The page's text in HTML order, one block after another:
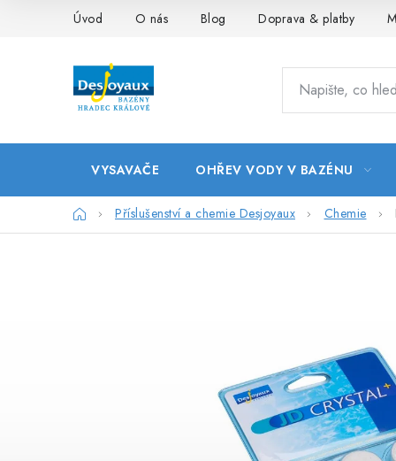
Úvod O nás Blog Doprava & platby
VYSAVAČE OHŘEV VODY V BAZÉNU
DomůPříslušenství a chemie Desjoyaux Chemie